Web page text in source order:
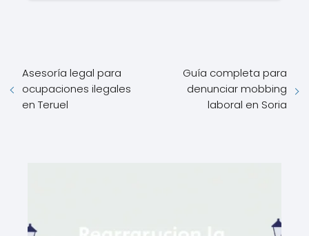
Asesoría legal para
ocupaciones ilegales
en Teruel
Guía completa para
denunciar mobbing
laboral en Soria